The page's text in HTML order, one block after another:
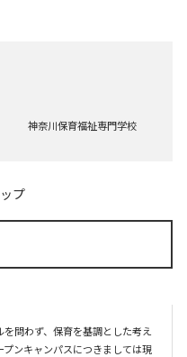
神奈川保育福祉専門学校
プ
問わず、保育を基調とした考え
ンキャンパスにつきましては現